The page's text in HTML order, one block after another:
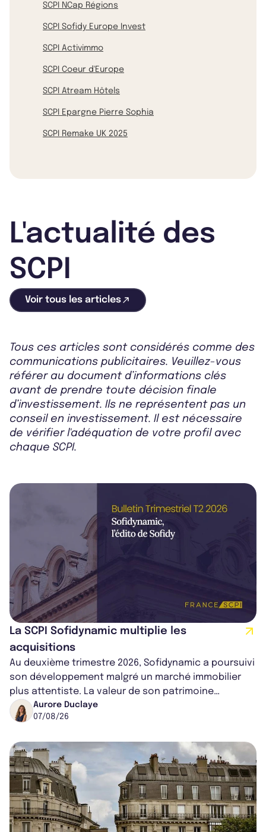
SCPI NCap Régions
SCPI Sofidy Europe Invest
SCPI Activimmo
SCPI Coeur d'Europe
SCPI Atream Hôtels
SCPI Epargne Pierre Sophia
SCPI Remake UK 2025
L'actualité des
SCPI
Voir tous les articles
Tous ces articles sont considérés comme des
communications publicitaires. Veuillez-vous
référer au document d’informations clés
avant de prendre toute décision finale
d’investissement. Ils ne représentent pas un
conseil en investissement. Il est nécessaire
de vérifier l'adéquation de votre profil avec
chaque SCPI.
La SCPI Sofidynamic multiplie les
acquisitions
Au deuxième trimestre 2026, Sofidynamic a poursuivi
son développement malgré un marché immobilier
plus attentiste. La valeur de son patrimoine
progresse de 3,8% à périmètre constan...
Aurore Duclaye
07/08/26